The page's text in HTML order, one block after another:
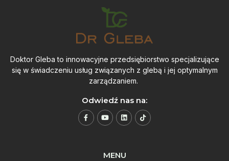
Doktor Gleba to innowacyjne przedsiębiorstwo specjalizujące
się w świadczeniu usług związanych z glebą i jej optymalnym
zarządzaniem.
Odwiedź nas na:
MENU